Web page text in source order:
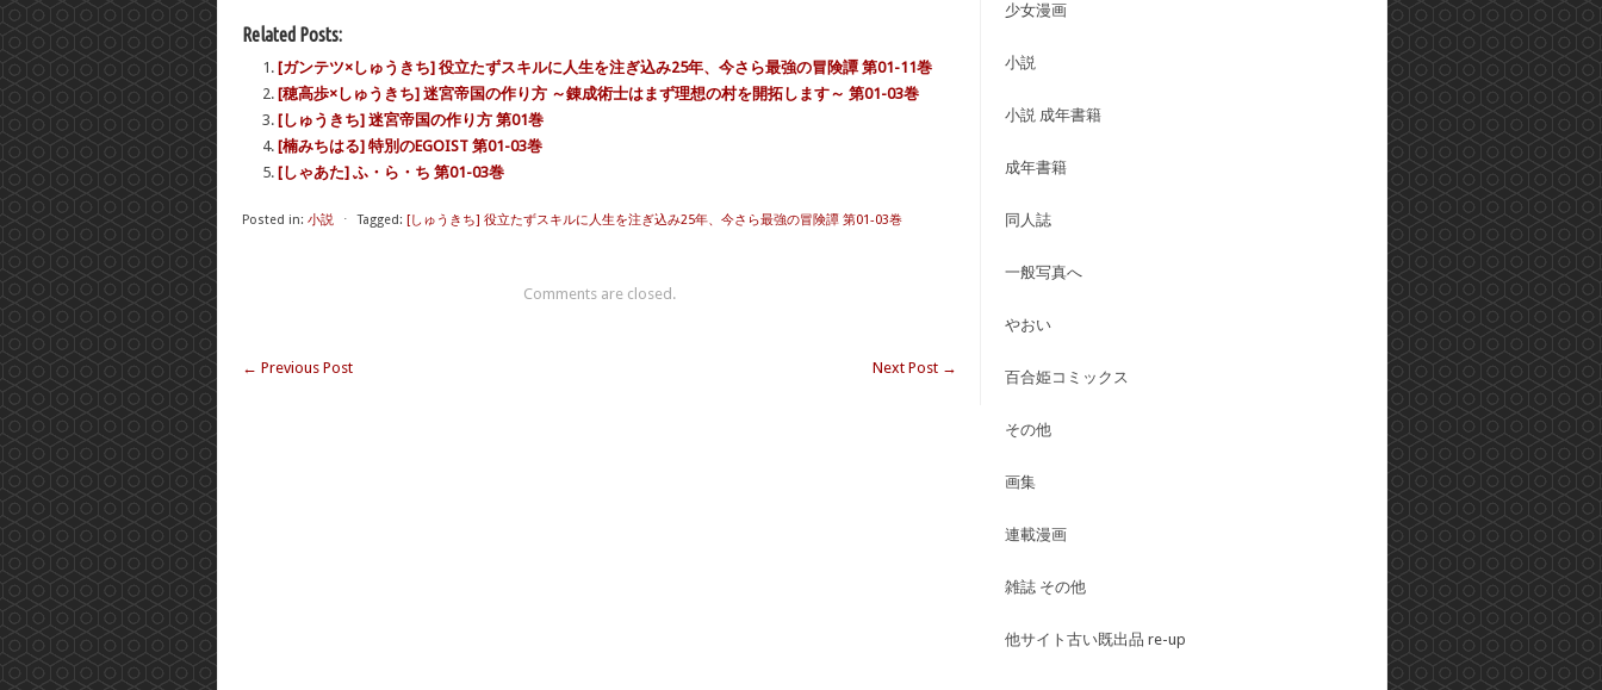
Related Posts:
[ガンテツ×しゅうきち] 役立たずスキルに人生を注ぎ込み25年、今さら最強の冒険譚 第01-11巻
[穂高歩×しゅうきち] 迷宮帝国の作り方 ～錬成術士はまず理想の村を開拓します～ 第01-03巻
[しゅうきち] 迷宮帝国の作り方 第01巻
[楠みちはる] 特別のEGOIST 第01-03巻
[しゃあた] ふ・ら・ち 第01-03巻
Posted in: 小説 ⋅ Tagged: [しゅうきち] 役立たずスキルに人生を注ぎ込み25年、今さら最強の冒険譚 第01-03巻
Comments are closed.
← Previous Post Next Post →
少女漫画
小説
小説 成年書籍
成年書籍
同人誌
一般写真へ
やおい
百合姫コミックス
その他
画集
連載漫画
雑誌 その他
他サイト古い既出品 re-up